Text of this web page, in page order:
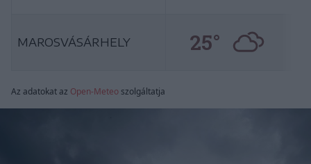
MAROSVÁSÁRHELY 25°
Az adatokat az Open-Meteo szolgáltatja